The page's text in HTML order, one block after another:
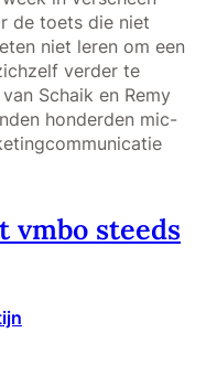
de toets die niet
niet leren om een
verder te
Schaik en Remy
honderden mic-
vmbo steeds